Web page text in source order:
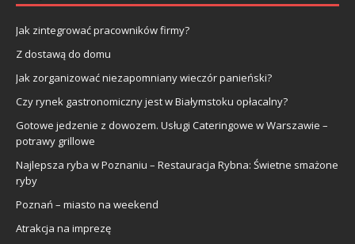
Jak zintegrować pracowników firmy?
Z dostawą do domu
Jak zorganizować niezapomniany wieczór panieński?
Czy rynek gastronomiczny jest w Białymstoku opłacalny?
Gotowe jedzenie z dowozem. Usługi Cateringowe w Warszawie –
potrawy grillowe
Najlepsza ryba w Poznaniu – Restauracja Rybna: Świetne smażone
ryby
Poznań – miasto na weekend
Atrakcja na imprezę